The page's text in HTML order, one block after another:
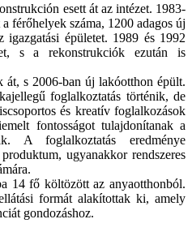
esett át az intézet. 1983-
férőhelyek száma, 1200 adagos új
épületet. 1989 és 1992
s a rekonstrukciók ezután is
át, s 2006-ban új lakóotthon épült.
foglalkoztatás történik, de
és kreatív foglalkozások
fontosságot tulajdonítanak a
A foglalkoztatás eredménye
ugyanakkor rendszeres
14 fő költözött az anyaotthonból.
formát alakítottak ki, amely
gondozáshoz.